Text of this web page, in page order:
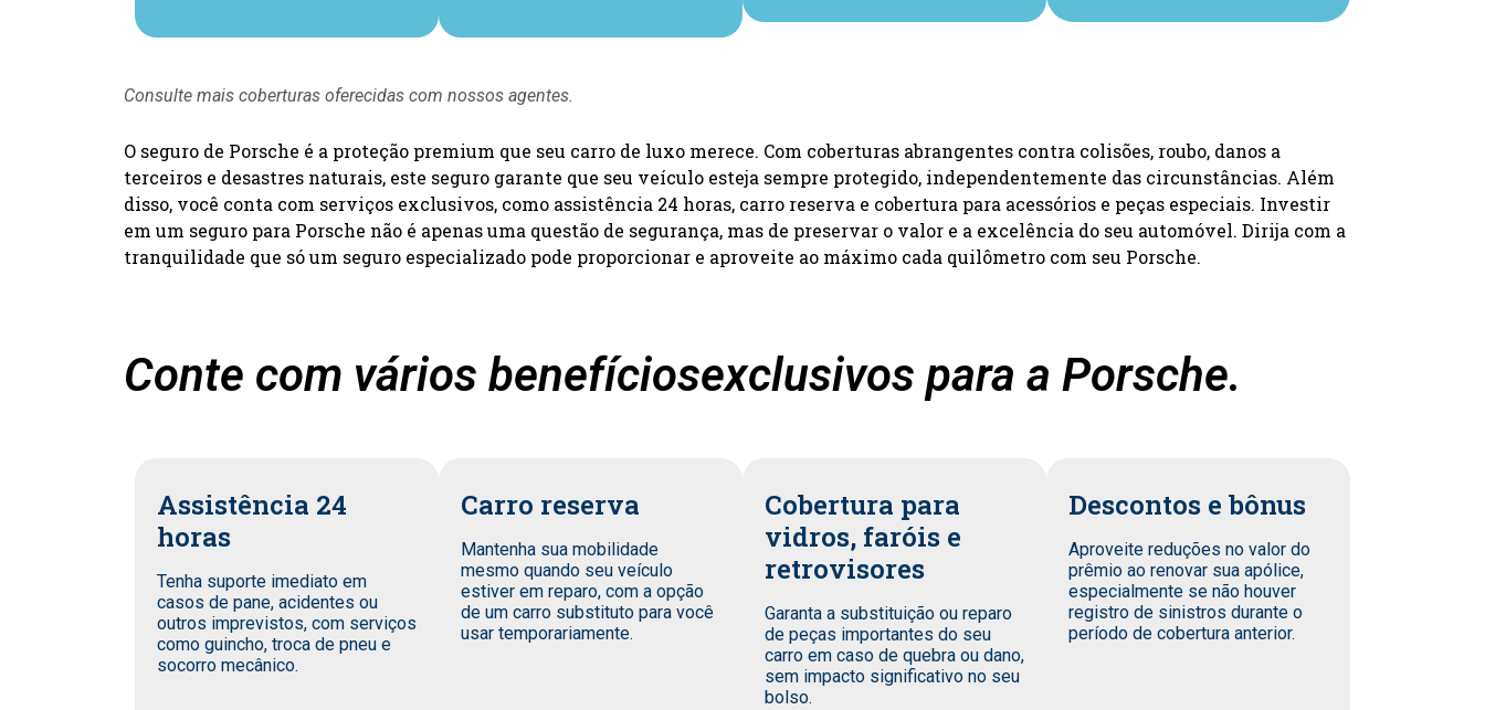
Consulte mais coberturas oferecidas com nossos agentes.
O seguro de Porsche é a proteção premium que seu carro de luxo merece. Com coberturas abrangentes contra colisões, roubo, danos a
terceiros e desastres naturais, este seguro garante que seu veículo esteja sempre protegido, independentemente das circunstâncias. Além
disso, você conta com serviços exclusivos, como assistência 24 horas, carro reserva e cobertura para acessórios e peças especiais. Investir
em um seguro para Porsche não é apenas uma questão de segurança, mas de preservar o valor e a excelência do seu automóvel. Dirija com a
tranquilidade que só um seguro especializado pode proporcionar e aproveite ao máximo cada quilômetro com seu Porsche.
Conte com vários benefíciosexclusivos para a Porsche.
Assistência 24
horas
Tenha suporte imediato em
casos de pane, acidentes ou
outros imprevistos, com serviços
como guincho, troca de pneu e
socorro mecânico.
Carro reserva
Mantenha sua mobilidade
mesmo quando seu veículo
estiver em reparo, com a opção
de um carro substituto para você
usar temporariamente.
Cobertura para
vidros, faróis e
retrovisores
Garanta a substituição ou reparo
de peças importantes do seu
carro em caso de quebra ou dano,
sem impacto significativo no seu
bolso.
Descontos e bônus
Aproveite reduções no valor do
prêmio ao renovar sua apólice,
especialmente se não houver
registro de sinistros durante o
período de cobertura anterior.